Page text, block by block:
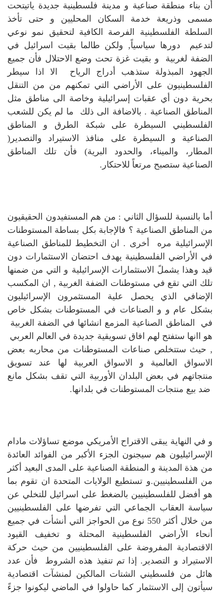
أن بناء منطقة صناعية و مدينة فلسطينية جديدة ياتيتحت
مسمى وذريعة خدمة السكان المحليين و حتى تأخذ
السلطة الفلسطينية الفرصة الكافية لتحقيق نمو نوعي
لتدعيم دورها سياسياً, ولكن طالما بقيت اسرائيل في
الضفة لغربية و بقيت غزة تحت وضع الاحتلال فأن جميع
الجهود المبذولة ستذهب أدراج الرياح الا اذا سيطر
الفلسطينيون على الأراضي التي تمكنهم من من التنقل
بحرية دون أي عقبات إسرائيلية وخاصة الى مناطق مثل
المناطق الصناعية . بالاضافة الى ذلك ما لم يكن للشعب
الفلسطيني السيطرة على شبكة الطرق و المناطق
الصناعية و السيطرة على منافذ الاستيراد والتصدير(
المطار، والميناء، والحدود البرية) فأن تلك المناطق
الصناعية ستصبح مرتعاً للاحتكار.
أما بالنسبة للسؤال الثاني : من هم المستفيدون الحقيقيون
من المناطق الصناعية ؟ فالإجابة بكل بساطة المستوطنات
الإسرائيلية مره أخرى . ان التخطيط للمناطق الصناعية
في الأراضي الفلسطينية يهدف احتضان الاستثمارات دون
قيد وهذا يشملً الاستثمارات الإسرائيلية و التي من ضمنها
تلك التي تقع في مستوطنات الضفة الغربية , ان المكسب
الإضافي الذي يحصل علية المستثمرون الإسرائيليون
بشكل عام و و الصناعات في المستوطنات بشكل خاص
في المناطق الصناعية المزمع انشائها في الضفة الغربية
هو اانها ستفتح لهم افاق تسويقية جديدة في العالم العربي
, حيث ستتخلص صناعات المستوطنات من محاربه بعض
الاسواق العالمية و الاسواق العربية لها عند تسويق
منتجاتهم في بعض البلدان الأوربية التي تقف بشكل مانع
ضد بيع منتجات المستوطنات في بلدانها.
و في النهاية يبقى الاقتراح الأمريكي موضع تساؤلات مادام
الإسرائيليون هم سيجنون الجزء الأكبر من الفوائد العائدة
من هذة المدينة و المنطقة الصناعية على المدى البعيد أكثر
من الفلسطينيين.و تستطيع الولايات المتحدة ان تقوم بما
هو أفضل للفلسطينيين بالضغط على اسرائيل للتخلي عن
سياسة العقاب الجماعي التي تفرضها على الفلسطينيين
من خلال أكثر 550 نوع من الحواجز التي أنشأت في جميع
أنحاء الأراضي الفلسطينية المحتلة و تخفيف القيود
الاقتصادية المفروضة على الفلسطينيين من حيث حركة
الاستيراد و التصدير.
إذا تم تنفيذ هذه الشروط فأن عدد
هائل من فلسطيني الشتات المالكين لمنشآت اقتصادية
سيأتون إلى الاستثمار كما حاولوا في الماضي ليكونوا جزءً